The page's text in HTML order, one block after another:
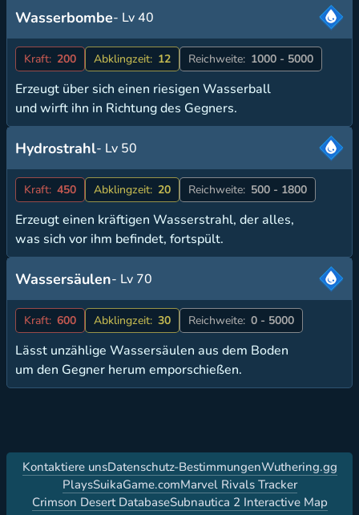
Wasserbombe- Lv 40
Kraft: 200 Abklingzeit: 12 Reichweite: 1000 - 5000
Erzeugt über sich einen riesigen Wasserball
und wirft ihn in Richtung des Gegners.
Hydrostrahl- Lv 50
Kraft: 450 Abklingzeit: 20 Reichweite: 500 - 1800
Erzeugt einen kräftigen Wasserstrahl, der alles,
was sich vor ihm befindet, fortspült.
Wassersäulen- Lv 70
Kraft: 600 Abklingzeit: 30 Reichweite: 0 - 5000
Lässt unzählige Wassersäulen aus dem Boden
um den Gegner herum emporschießen.
Kontaktiere unsDatenschutz-BestimmungenWuthering.gg
PlaysSuikaGame.comMarvel Rivals Tracker
Crimson Desert DatabaseSubnautica 2 Interactive Map